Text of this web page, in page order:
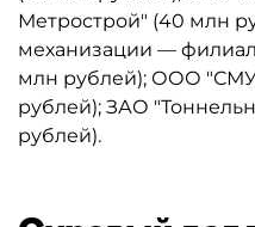
Метрострой" (40 млн
механизации —
млн рублей); ООО
рублей); ЗАО
рублей).